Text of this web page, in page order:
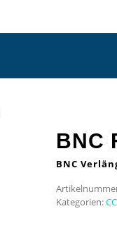
BNC
BNC
Kategorien: